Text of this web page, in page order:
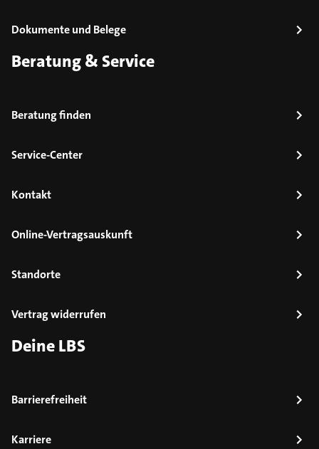
Dokumente und Belege
Beratung & Service
Beratung finden
Service-Center
Kontakt
Online-Vertragsauskunft
Standorte
Vertrag widerrufen
Deine LBS
Barrierefreiheit
Karriere